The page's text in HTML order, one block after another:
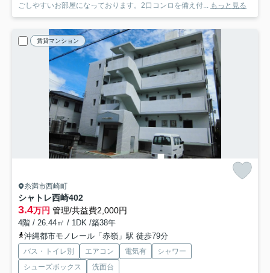
ごしやすいお部屋になっております。2口コンロを備え付... もっと見る
賃貸マンション
糸満市西崎町
シャトレ西崎402
3.4万円 管理/共益費2,000円
4階 / 26.44㎡ / 1DK /築38年
沖縄都市モノレール「赤嶺」駅 徒歩79分
バス・トイレ別 エアコン 電気有
シャワー
シューズボックス
洗面台